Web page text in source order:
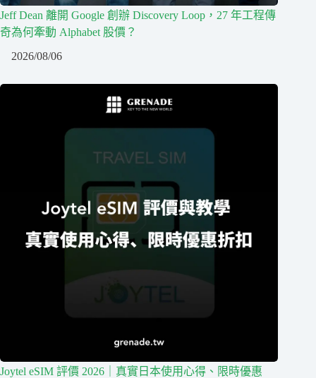
Jeff Dean 離開 Google 創辦 Discovery Loop，27 年工程傳
奇為何牽動 Alphabet 股價？
2026/08/06
Joytel eSIM 評價 2026｜真實日本使用心得、限時優惠